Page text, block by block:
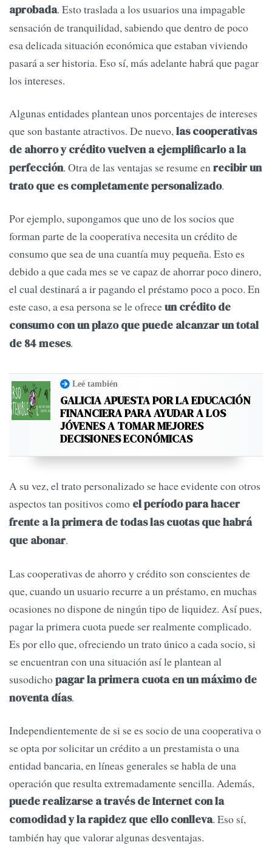
aprobada. Esto traslada a los usuarios una impagable
sensación de tranquilidad, sabiendo que dentro de poco
esa delicada situación económica que estaban viviendo
pasará a ser historia. Eso sí, más adelante habrá que pagar
los intereses.
Algunas entidades plantean unos porcentajes de intereses
que son bastante atractivos. De nuevo,las cooperativas
de ahorro y crédito vuelven a ejemplificarlo a la
perfección. Otra de las ventajas se resume enrecibir un
trato que es completamente personalizado.
Por ejemplo, supongamos que uno de los socios que
forman parte de la cooperativa necesita un crédito de
consumo que sea de una cuantía muy pequeña. Esto es
debido a que cada mes se ve capaz de ahorrar poco dinero,
el cual destinará a ir pagando el préstamo poco a poco. En
este caso, a esa persona se le ofreceun crédito de
consumo con un plazo que puede alcanzar un total
de 84 meses.
Leé también
GALICIA APUESTA POR LA EDUCACIÓN
FINANCIERA PARA AYUDAR A LOS
JÓVENES A TOMAR MEJORES
DECISIONES ECONÓMICAS
A su vez, el trato personalizado se hace evidente con otros
aspectos tan positivos como el período para hacer
frente a la primera de todas las cuotas que habrá
que abonar.
Las cooperativas de ahorro y crédito son conscientes de
que, cuando un usuario recurre a un préstamo, en muchas
ocasiones no dispone de ningún tipo de liquidez. Así pues,
pagar la primera cuota puede ser realmente complicado.
Es por ello que, ofreciendo un trato único a cada socio, si
se encuentran con una situación así le plantean al
susodichopagar la primera cuota en un máximo de
noventa días.
Independientemente de si se es socio de una cooperativa o
se opta por solicitar un crédito a un prestamista o una
entidad bancaria, en líneas generales se habla de una
operación que resulta extremadamente sencilla. Además,
puede realizarse a través de Internet con la
comodidad y la rapidez que ello conlleva. Eso sí,
también hay que valorar algunas desventajas.